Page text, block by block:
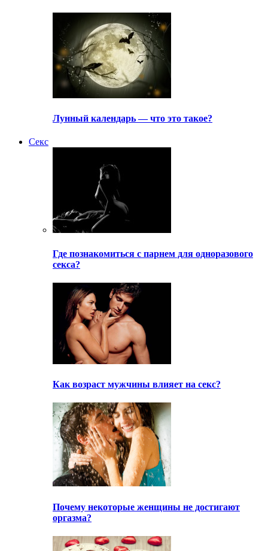
Лунный календарь — что это такое?
Секс
Где познакомиться с парнем для одноразового
секса?
Как возраст мужчины влияет на секс?
Почему некоторые женщины не достигают
оргазма?